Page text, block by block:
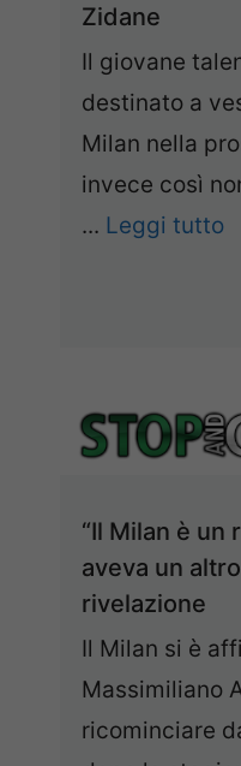
Zidane
Il giovane
destinato a
Milan nella
invece così
... Leggi tutto
“Il Milan è un
aveva un
rivelazione
Il Milan si è
Massimiliano
ricominciare